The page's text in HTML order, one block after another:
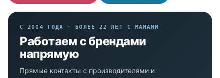
С 2004 ГОДА · БОЛЕЕ 22 ЛЕТ С МАМАМИ
Работаем с брендами
напрямую
Прямые контакты с производителями и